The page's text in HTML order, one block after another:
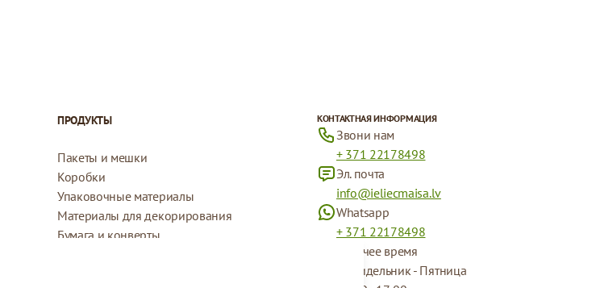
ПРОДУКТЫ
Пакеты и мешки
Коробки
Упаковочные материалы
Материалы для декорирования
Бумага и конверты
КОНТАКТНАЯ ИНФОРМАЦИЯ
Звони нам
+ 371 22178498
Эл. почта
info@ieliecmaisa.lv
Whatsapp
+ 371 22178498
Рабочее время
Понидельник - Пятница